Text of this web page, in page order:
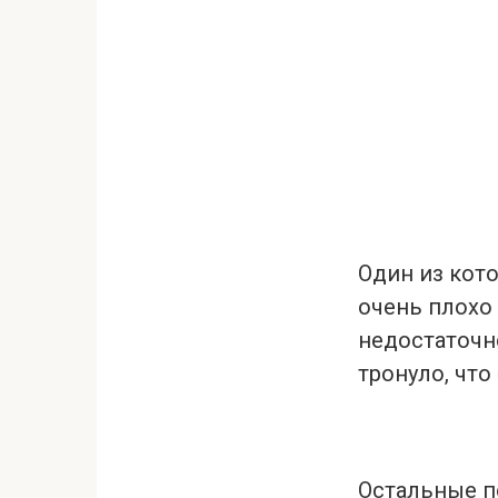
Один из
очень плохо
тронуло,
Остальные